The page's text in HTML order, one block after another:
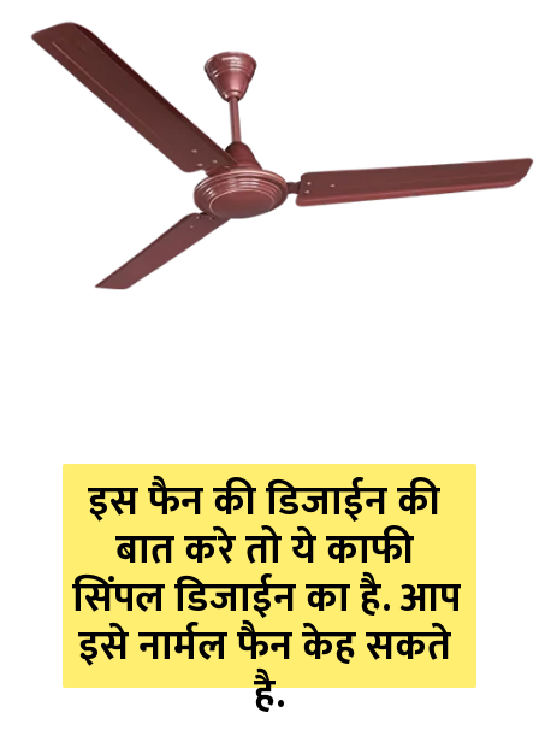
इस फैन की डिजाईन की
बात करे तो ये काफी
सिंपल डिजाईन का है. आप
इसे नार्मल फैन केह सकते
है.